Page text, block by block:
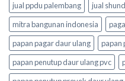
jual ppdu palembang
jual
mitra bangunan indonesia
papan pagar daur ulang
papan
papan penutup daur ulang pvc